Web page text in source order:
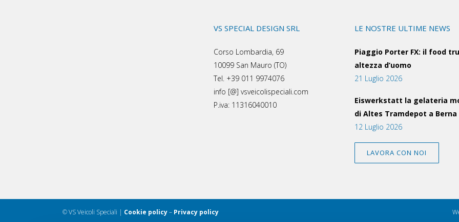
VS SPECIAL DESIGN SRL
Corso Lombardia, 69
10099 San Mauro (TO)
Tel. +39 011 9974076
info [@] vsveicolispeciali.com
P.iva: 11316040010
LE NOSTRE ULTIME NEWS
Piaggio Porter FX: il food
altezza d’uomo
21 Luglio 2026
Eiswerkstatt la gelateria
di Altes Tramdepot a Berna
12 Luglio 2026
LAVORA CON NOI
© VS Veicoli Speciali | Cookie policy– Privacy policy